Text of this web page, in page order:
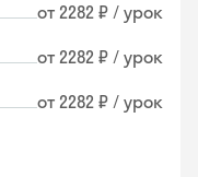
от 2282 ₽ / урок
от 2282 ₽ / урок
от 2282 ₽ / урок